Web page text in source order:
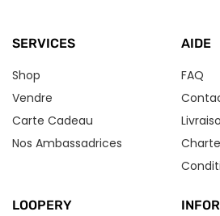
SERVICES
Shop
Vendre
Carte Cadeau
Nos Ambassadrices
AIDE
FAQ
LOOPERY